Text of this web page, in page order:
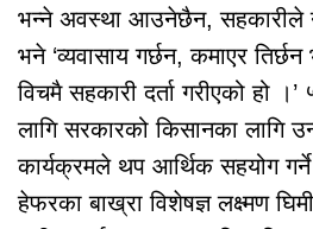
भन्ने अवस्था आउनेछैन, सहकारीले
भने ‘व्यवासाय गर्छन, कमाएर
विचमै सहकारी दर्ता गरीएको हो
लागि सरकारको किसानका लागि
कार्यक्रमले थप आर्थिक सहयोग
हेफरका बाख्रा विशेषज्ञ लक्ष्मण